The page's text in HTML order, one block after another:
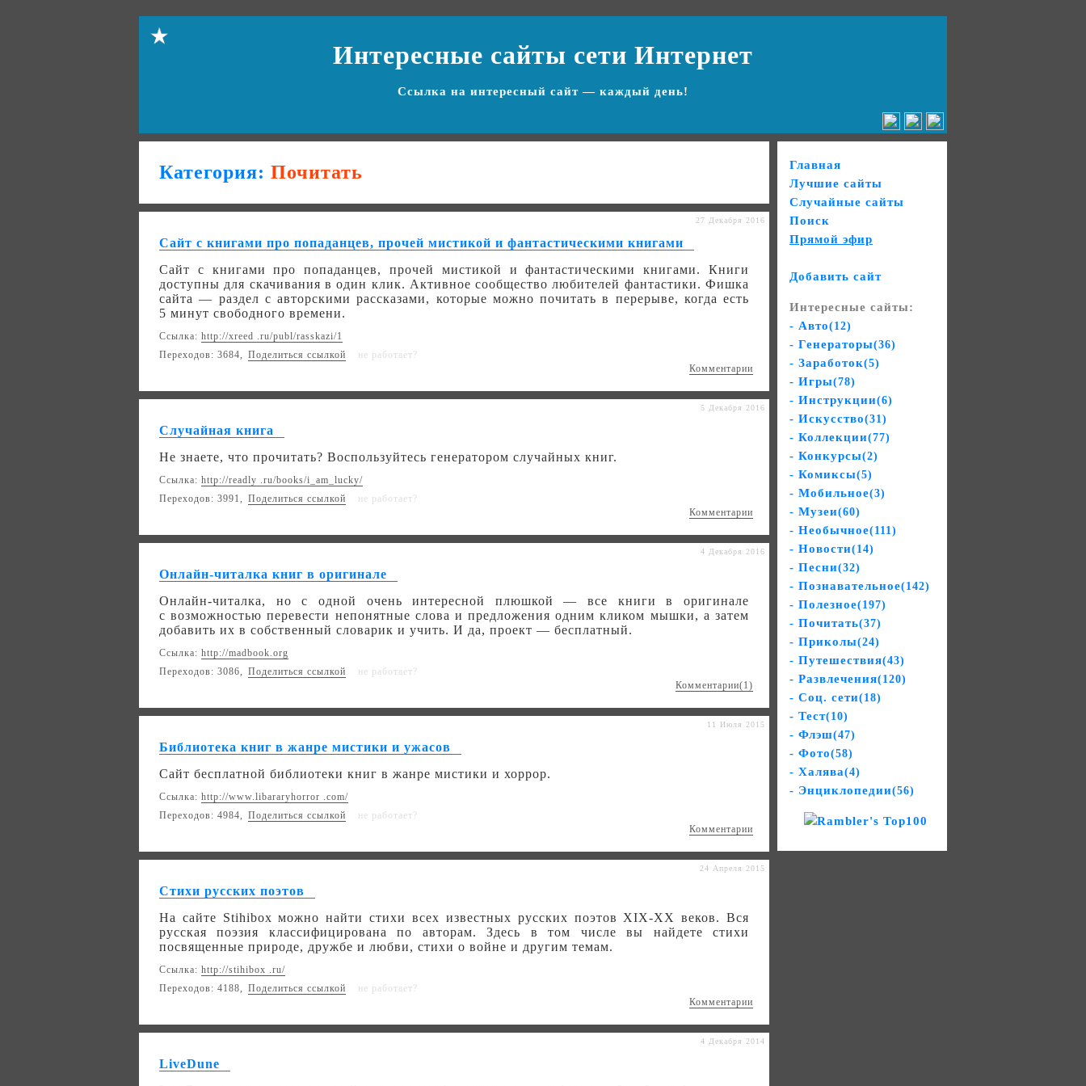
Интересные сайты сети Интернет
Ссылка на интересный сайт — каждый день!
Категория: Почитать
Сайт с книгами про попаданцев, прочей мистикой и фантастическими книгами
Сайт с книгами про попаданцев, прочей мистикой и фантастическими книгами. Книги
доступны для скачивания в один клик. Активное сообщество любителей фантастики. Фишка
сайта — раздел с авторскими рассказами, которые можно почитать в перерыве, когда есть
5 минут свободного времени.
Ссылка: http://xreed .ru/publ/rasskazi/1
Переходов: 3684,
Поделиться ссылкой не работает?
27 Декабря 2016
Комментарии
Случайная книга
Не знаете, что прочитать? Воспользуйтесь генератором случайных книг.
Ссылка: http://readly .ru/books/i_am_lucky/
Переходов: 3991,
Поделиться ссылкой не работает?
5 Декабря 2016
Комментарии
Онлайн-читалка книг в оригинале
Онлайн-читалка, но с одной очень интересной плюшкой — все книги в оригинале
с возможностью перевести непонятные слова и предложения одним кликом мышки, а затем
добавить их в собственный словарик и учить. И да, проект — бесплатный.
Ссылка: http://madbook.org
Переходов: 3086,
Поделиться ссылкой не работает?
4 Декабря 2016
Комментарии(1)
Библиотека книг в жанре мистики и ужасов
Cайт бесплатной библиотеки книг в жанре мистики и хоррор.
Ссылка: http://www.libararyhorror .com/
Переходов: 4984,
Поделиться ссылкой не работает?
11 Июля 2015
Комментарии
Стихи русских поэтов
На сайте Stihibox можно найти стихи всех известных русских поэтов XIX-XX веков. Вся
русская поэзия классифицирована по авторам. Здесь в том числе вы найдете стихи
посвященные природе, дружбе и любви, стихи о войне и другим темам.
Ссылка: http://stihibox .ru/
Переходов: 4188,
Поделиться ссылкой не работает?
24 Апреля 2015
Комментарии
LiveDune
4 Декабря 2014
Главная
Лучшие сайты
Случайные сайты
Поиск
Прямой эфир
Добавить сайт
Интересные сайты:
- Авто(12)
- Генераторы(36)
- Заработок(5)
- Игры(78)
- Инструкции(6)
- Искусство(31)
- Коллекции(77)
- Конкурсы(2)
- Комиксы(5)
- Мобильное(3)
- Музеи(60)
- Необычное(111)
- Новости(14)
- Песни(32)
- Познавательное(142)
- Полезное(197)
- Почитать(37)
- Приколы(24)
- Путешествия(43)
- Развлечения(120)
- Соц. сети(18)
- Тест(10)
- Флэш(47)
- Фото(58)
- Халява(4)
- Энциклопедии(56)